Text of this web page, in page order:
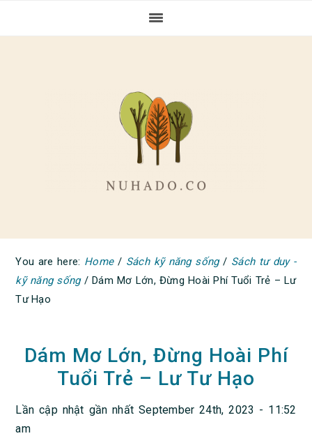
You are here: Home / Sách kỹ năng sống / Sách tư duy -
kỹ năng sống /Dám Mơ Lớn, Đừng Hoài Phí Tuổi Trẻ – Lư
Tư Hạo
Dám Mơ Lớn, Đừng Hoài Phí
Tuổi Trẻ – Lư Tư Hạo
Lần cập nhật gần nhất September 24th, 2023 - 11:52
am